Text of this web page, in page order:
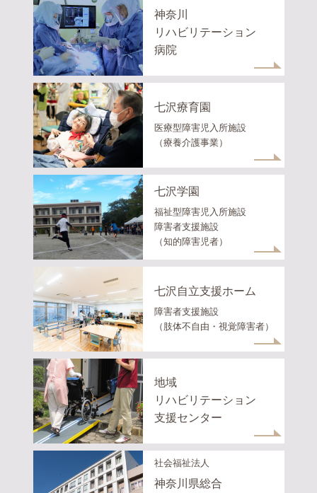
神奈川
リハビリテーション
病院
七沢療育園
医療型障害児入所施設
（療養介護事業）
七沢学園
福祉型障害児入所施設
障害者支援施設
（知的障害児者）
七沢自立支援ホーム
障害者支援施設
（肢体不自由・視覚障害者）
地域
リハビリテーション
支援センター
社会福祉法人
神奈川県総合